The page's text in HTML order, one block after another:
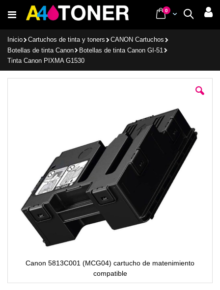
al
Buscar
Cart
0items
Inicio Cartuchos de tinta y toners
CANON Cartuchos
Botellas de tinta Canon
Botellas de tinta Canon GI-51
Tinta Canon PIXMA G1530
Canon 5813C001 (MCG04) cartucho de matenimiento
compatible